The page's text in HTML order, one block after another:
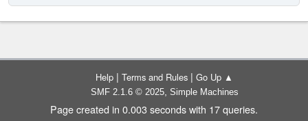
Help | Terms and Rules | Go Up ▲
SMF 2.1.6 © 2025, Simple Machines
Page created in 0.003 seconds with 17 queries.